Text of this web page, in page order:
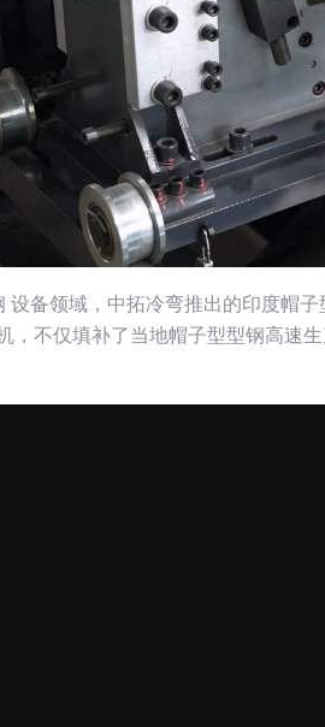
设备领域，中拓冷弯推出的印度帽
，不仅填补了当地帽子型型钢高速